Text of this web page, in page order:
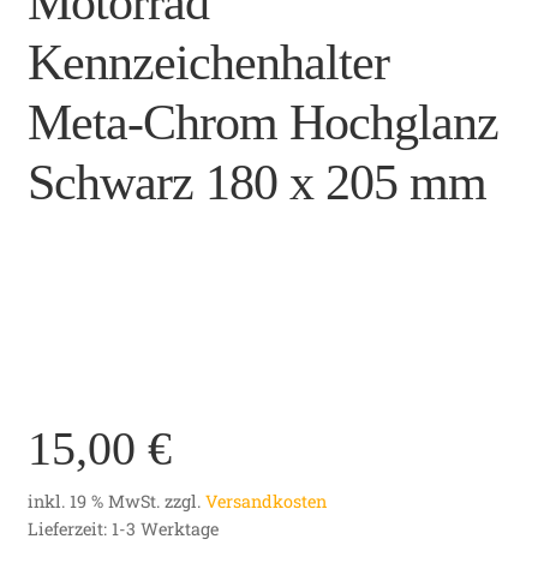
n
b
i
e
Kennzeichenhalter
Meta-Chrom Hochglanz
Schwarz 180 x 205 mm
15,00 €
inkl. 19 % MwSt. zzgl. Versandkosten
Lieferzeit: 1-3 Werktage